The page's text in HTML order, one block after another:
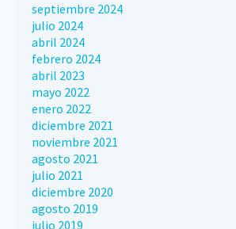
septiembre 2024
julio 2024
abril 2024
febrero 2024
abril 2023
mayo 2022
enero 2022
diciembre 2021
noviembre 2021
agosto 2021
julio 2021
diciembre 2020
agosto 2019
julio 2019